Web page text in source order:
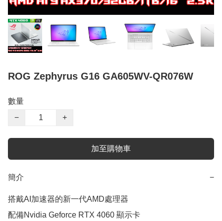
ROG Zephyrus G16 GA605WV-QR076W
數量
−
+
加至購物車
簡介 −
搭戴AI加速器的新一代AMD處理器
配備Nvidia Geforce RTX 4060 顯示卡